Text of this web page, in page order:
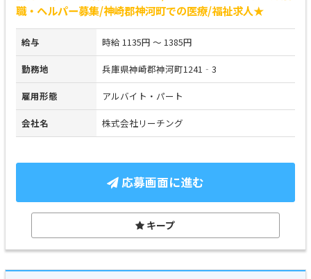
職・ヘルパー募集/神崎郡神河町での医療/福祉求人★
給与 時給 1135円 ～ 1385円
勤務地 兵庫県神崎郡神河町1241‐3
雇用形態 アルバイト・パート
会社名 株式会社リーチング
応募画面に進む
キープ